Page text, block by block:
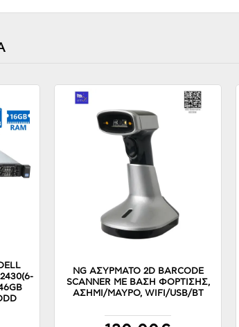
NG ΑΣΥΡΜΑΤΟ 2D BARCODE
SCANNER ΜΕ ΒΑΣΗ ΦΟΡΤΙΣΗΣ,
ΑΣΗΜΙ/ΜΑΥΡΟ, WIFI/USB/BT